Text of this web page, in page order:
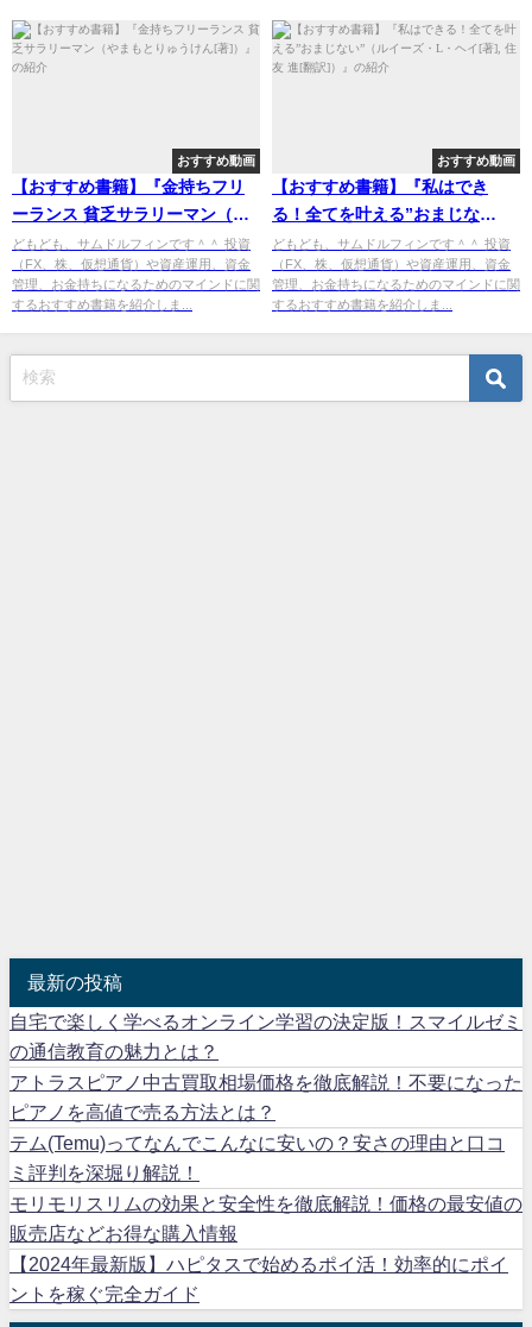
おすすめ動画
【おすすめ書籍】『金持ちフリ
ーランス 貧乏サラリーマン（や
まもとりゅうけん[著]）』の紹介
どもども、サムドルフィンです＾＾ 投資
（FX、株、仮想通貨）や資産運用、資金
管理、お金持ちになるためのマインドに関
するおすすめ書籍を紹介しま...
おすすめ動画
【おすすめ書籍】『私はでき
る！全てを叶える”おまじな
い”（ルイーズ・L・ヘイ[著], 住
友 進[翻訳]）』の紹介
どもども、サムドルフィンです＾＾ 投資
（FX、株、仮想通貨）や資産運用、資金
管理、お金持ちになるためのマインドに関
するおすすめ書籍を紹介しま...
最新の投稿
自宅で楽しく学べるオンライン学習の決定版！スマイルゼミ
の通信教育の魅力とは？
アトラスピアノ中古買取相場価格を徹底解説！不要になった
ピアノを高値で売る方法とは？
テム(Temu)ってなんでこんなに安いの？安さの理由と口コ
ミ評判を深堀り解説！
モリモリスリムの効果と安全性を徹底解説！価格の最安値の
販売店などお得な購入情報
【2024年最新版】ハピタスで始めるポイ活！効率的にポイ
ントを稼ぐ完全ガイド